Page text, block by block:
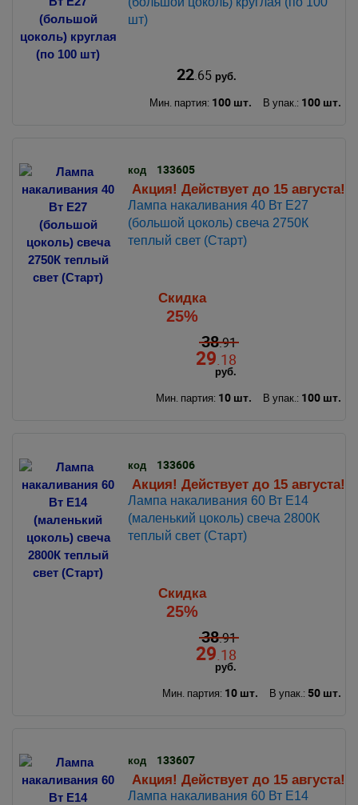
шт)
22.65руб.
Мин. партия: 100 шт. В упак.: 100 шт.
код
133605
Акция! Действует до 15 августа!
Лампа накаливания 40 Вт Е27
(большой цоколь) свеча 2750К
теплый свет (Старт)
Скидка
25%
38.91
29 .18
руб.
Мин. партия: 10 шт. В упак.: 100 шт.
код
133606
Акция! Действует до 15 августа!
Лампа накаливания 60 Вт Е14
(маленький цоколь) свеча 2800К
теплый свет (Старт)
Скидка
25%
38.91
29 .18
руб.
Мин. партия: 10 шт. В упак.: 50 шт.
код
133607
Акция! Действует до 15 августа!
Лампа накаливания 60 Вт Е14